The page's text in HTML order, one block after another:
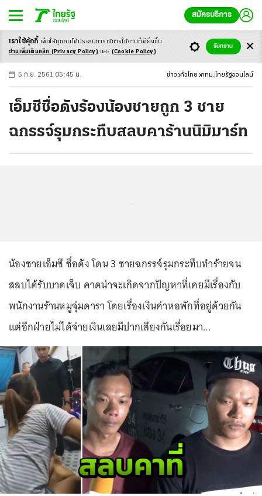
สมัครบริการ
-ก ก ก+
5 ก.ย. 2561 05:45 น. ข่าว ทั่วไทย กทม. ไทยรัฐออนไลน์
เอ็มซีชื่อดังร้องน้องชายถูก 3 ชาย
ฉกรรจ์รุมกระทืบสลบคาร้านนิมิมาร์ท
น้องชายเอ็มซี ชื่อดัง โดน 3 ชายฉกรรจ์รุมกระทืบทำร้ายจน
สลบได้รับบาดเจ็บ คาดน่าจะเกิดจากปัญหาที่เคยมีเรื่องกับ
พนักงานร้านหมูจุ่มดารา โดยเรื่องเงินค่าหอพักที่อยู่ด้วยกัน
แต่อีกฝ่ายไม่ได้จ่ายเงินเลยมีปากเสียงกันเรื่อยมา...
เราใช้คุ้กกี้ เพื่อให้ทุกคนได้ประสบการณ์การใช้งานที่ดียิ่งขึ้น
อ่านเพิ่มเติมคลิก (Privacy Policy) และ (Cookie Policy)
รับทราบ